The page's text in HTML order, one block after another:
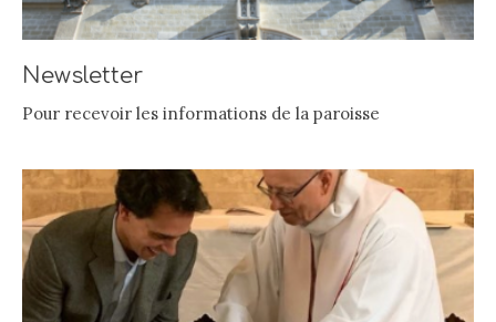
Newsletter
Pour recevoir les informations de la paroisse